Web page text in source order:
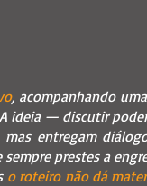
, acompanhando
ideia — discutir
entregam
prestes a
o roteiro não dá